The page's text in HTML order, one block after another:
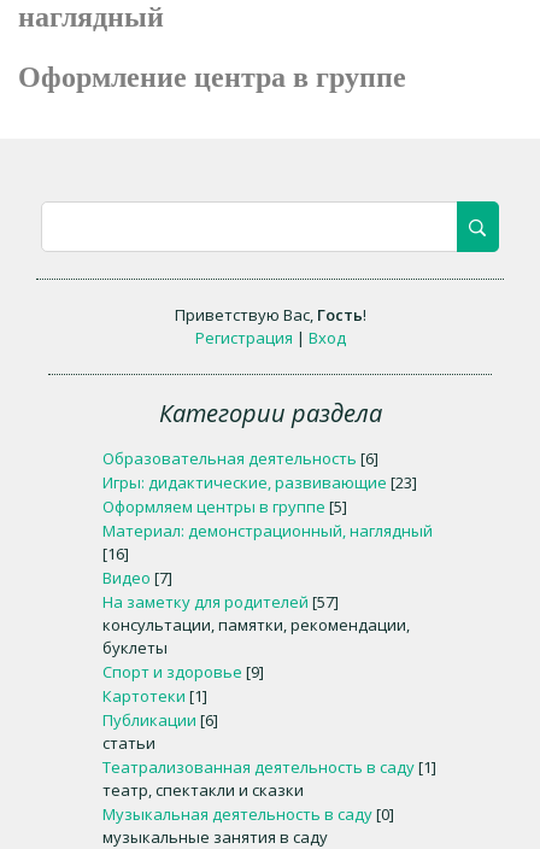
наглядный
Оформление центра в группе
Приветствую Вас, Гость!
Регистрация | Вход
Категории раздела
Образовательная деятельность [6]
Игры: дидактические, развивающие [23]
Оформляем центры в группе [5]
Материал: демонстрационный, наглядный
[16]
Видео [7]
На заметку для родителей [57]
консультации, памятки, рекомендации,
буклеты
Спорт и здоровье [9]
Картотеки [1]
Публикации [6]
статьи
Театрализованная деятельность в саду[1]
театр, спектакли и сказки
Музыкальная деятельность в саду[0]
музыкальные занятия в саду